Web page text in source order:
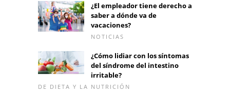
¿El empleador tiene derecho a
saber a dónde va de
vacaciones?
NOTICIAS
¿Cómo lidiar con los síntomas
del síndrome del intestino
irritable?
DE DIETA Y LA NUTRICIÓN